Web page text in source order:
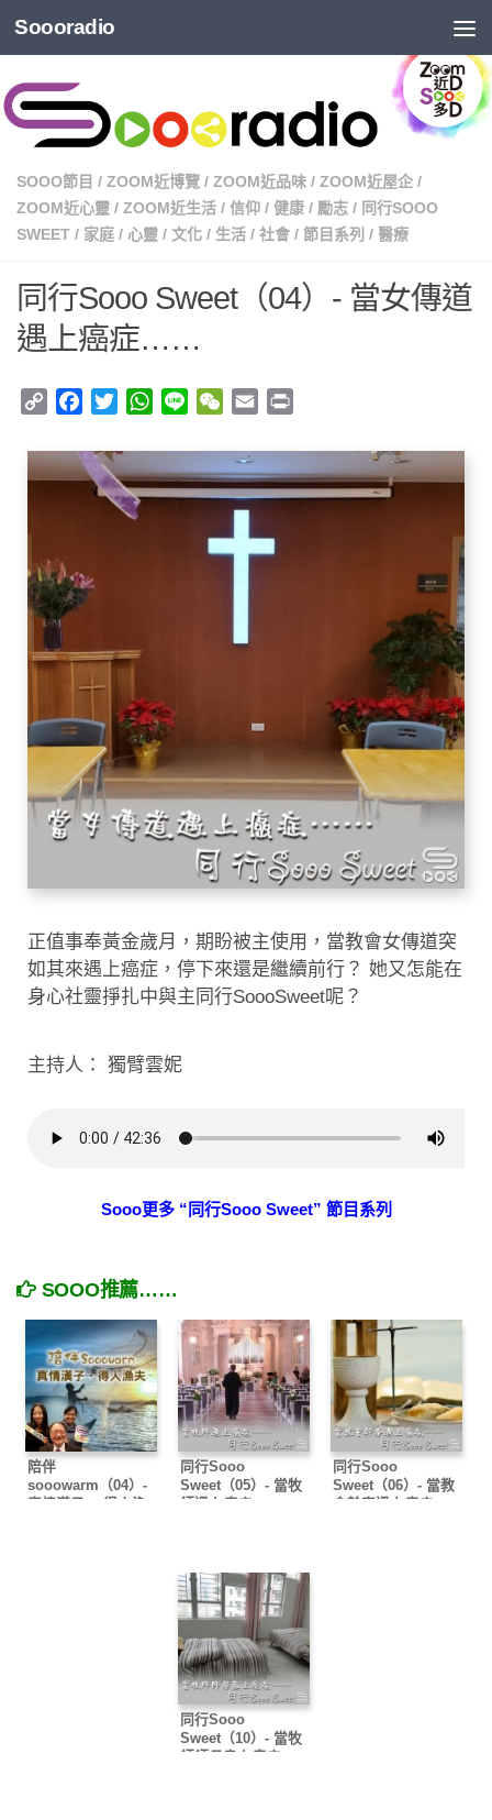
Soooradio
SOOO節目 / ZOOM近博覽 / ZOOM近品味 / ZOOM近屋企 /
ZOOM近心靈 / ZOOM近生活 / 信仰 / 健康 / 勵志 / 同行SOOO
SWEET / 家庭 / 心靈 / 文化 / 生活 / 社會 / 節目系列 / 醫療
同行Sooo Sweet（04）- 當女傳道
遇上癌症……
Copy
Facebook
TwitterWhatsApp
Line WeChat
Email
正值事奉黃金歲月，期盼被主使用，當教會女傳道突
如其來遇上癌症，停下來還是繼續前行？ 她又怎能在
身心社靈掙扎中與主同行SoooSweet呢？
主持人： 獨臂雲妮
Sooo更多 “同行Sooo Sweet” 節目系列
SOOO推薦……
陪伴
sooowarm（04）-
真情漢子 ．得人漁
同行Sooo
Sweet（05）- 當牧
師遇上癌症……
同行Sooo
Sweet（06）- 當教
會幹事遇上癌症……
同行Sooo
Sweet（10）- 當牧
師師母患上疫症……